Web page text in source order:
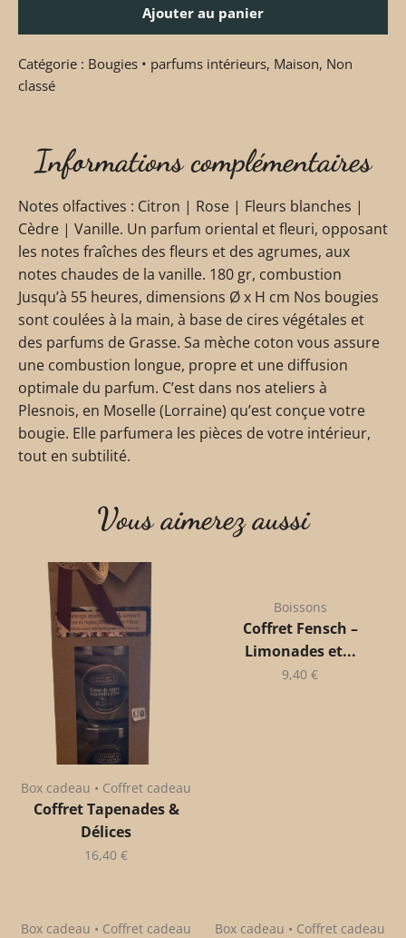
Ajouter au panier
Catégorie : Bougies • parfums intérieurs, Maison, Non
classé
Informations complémentaires
Notes olfactives : Citron | Rose | Fleurs blanches |
Cèdre | Vanille. Un parfum oriental et fleuri, opposant
les notes fraîches des fleurs et des agrumes, aux
notes chaudes de la vanille. 180 gr, combustion
Jusqu’à 55 heures, dimensions Ø x H cm Nos bougies
sont coulées à la main, à base de cires végétales et
des parfums de Grasse. Sa mèche coton vous assure
une combustion longue, propre et une diffusion
optimale du parfum. C’est dans nos ateliers à
Plesnois, en Moselle (Lorraine) qu’est conçue votre
bougie. Elle parfumera les pièces de votre intérieur,
tout en subtilité.
Vous aimerez aussi
Box cadeau • Coffret cadeau
Coffret Tapenades &
Délices
16,40 €
Boissons
Coffret Fensch –
Limonades et...
9,40 €
Box cadeau • Coffret cadeau Box cadeau • Coffret cadeau